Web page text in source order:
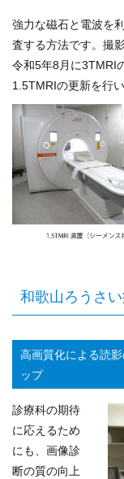
強力な磁石と電波を
査する方法です。撮
令和5年8月に3TMRI
1.5TMRIの更新を行
和歌山ろうさ
高画質化による読
ップ
診療科の期待
に応えるため
にも、画像診
断の質の向上